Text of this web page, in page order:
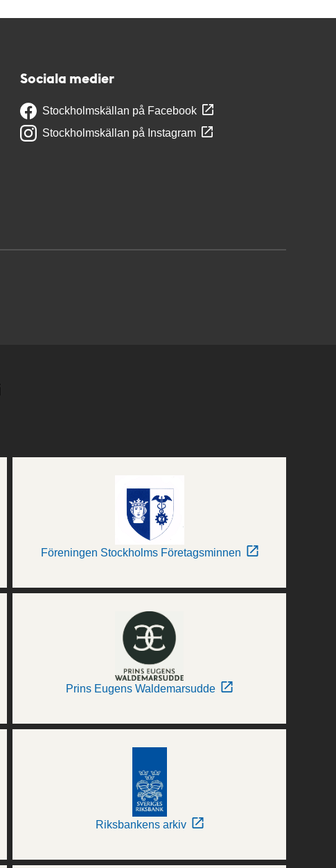
Sociala medier
Stockholmskällan på Facebook
Stockholmskällan på Instagram
Föreningen Stockholms Företagsminnen
Prins Eugens Waldemarsudde
Riksbankens arkiv